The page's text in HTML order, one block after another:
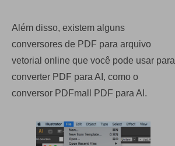
Além disso, existem alguns
conversores de PDF para arquivo
vetorial online que você pode usar para
converter PDF para AI, como o
conversor PDFmall PDF para AI.